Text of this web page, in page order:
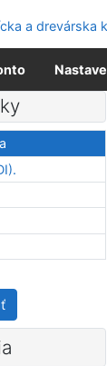
prístupnosti